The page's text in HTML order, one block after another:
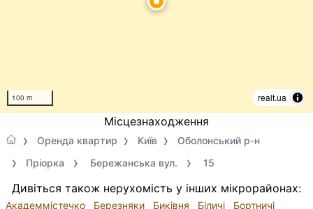
100 m realt.ua
Місцезнаходження
Оренда квартир Київ
Оболонський р-н
Пріорка
Бережанська вул. 15
Дивіться також нерухомість у інших мікрорайонах:
Академмістечко Березняки Биківня Біличі Бортничі